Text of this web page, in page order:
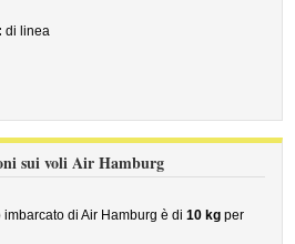
di linea
sui voli Air Hamburg
di Air Hamburg è di10 kg per